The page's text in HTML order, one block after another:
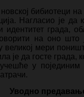
бибиотеци на
Нагласио је да
идентитет града,
на оно
великој мери
је да госте града,
у појединим
Уводно